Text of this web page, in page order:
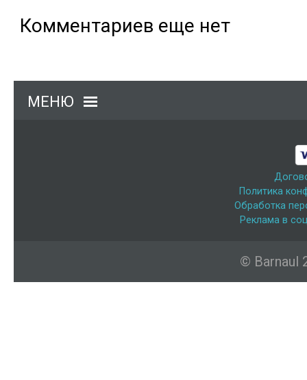
Комментариев еще нет
МЕНЮ
Политика
Обработка
Реклама в
© Barnaul